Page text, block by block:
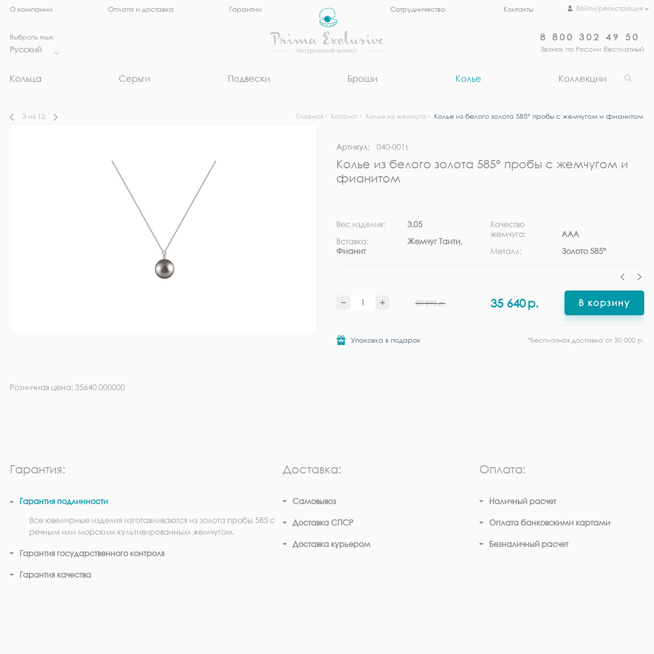
О компании Оплата и доставка Гарантии Сотрудничество Контакты Войти/регистрация
Выбрать язык
Русский
8 800 302 49 50
Звонок по России бесплатный
Кольца Серьги Подвески Броши Колье Коллекции
3 из 12 Главная Каталог Колье из жемчуга Колье из белого золота 585° пробы с жемчугом и фианитом
Артикул: 040-001s
Колье из белого золота 585° пробы с жемчугом и
фианитом
Вес изделия:
3.05
Вставка:
Жемчуг Таити,
Фианит
Качество
жемчуга:
ААА
Металл:
Золото 585°
50 890 р. 35 640р. В корзину
Упаковка в подарок *Бесплатная доставка от 30 000 р.
Розничная цена: 35640.000000
Гарантия:
Гарантия подлинности
Все ювелирные изделия изготавливаются из золота пробы 585 с
речным или морским культивированным жемчугом.
Гарантия государственного контроля
Гарантия качества
Доставка:
Самовывоз
Доставка СПСР
Доставка курьером
Оплата:
Наличный расчет
Оплата банковскими картами
Безналичный расчет